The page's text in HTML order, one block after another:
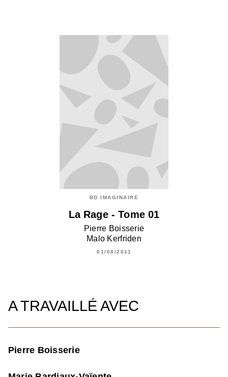
BD IMAGINAIRE
La Rage - Tome 01
Pierre Boisserie
Malo Kerfriden
01/08/2011
A TRAVAILLÉ AVEC
Pierre Boisserie